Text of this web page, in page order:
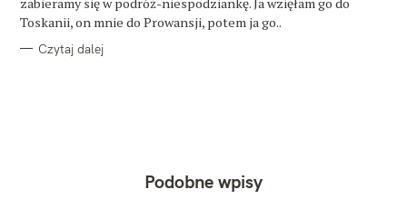
Toskanii, on mnie do Prowansji, potem ja go..
Czytaj dalej
Podobne wpisy